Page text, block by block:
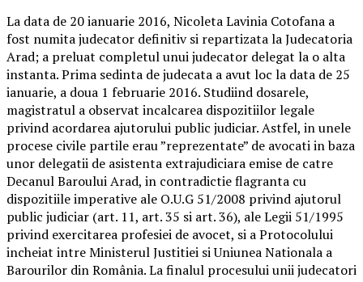
La data de 20 ianuarie 2016, Nicoleta Lavinia Cotofana a
fost numita judecator definitiv si repartizata la Judecatoria
Arad; a preluat completul unui judecator delegat la o alta
instanta. Prima sedinta de judecata a avut loc la data de 25
ianuarie, a doua 1 februarie 2016. Studiind dosarele,
magistratul a observat incalcarea dispozitiilor legale
privind acordarea ajutorului public judiciar. Astfel, in unele
procese civile partile erau ”reprezentate” de avocati in baza
unor delegatii de asistenta extrajudiciara emise de catre
Decanul Baroului Arad, in contradictie flagranta cu
dispozitiile imperative ale O.U.G 51/2008 privind ajutorul
public judiciar (art. 11, art. 35 si art. 36), ale Legii 51/1995
privind exercitarea profesiei de avocet, si a Protocolului
incheiat intre Ministerul Justitiei si Uniunea Nationala a
Barourilor din România. La finalul procesului unii judecatori